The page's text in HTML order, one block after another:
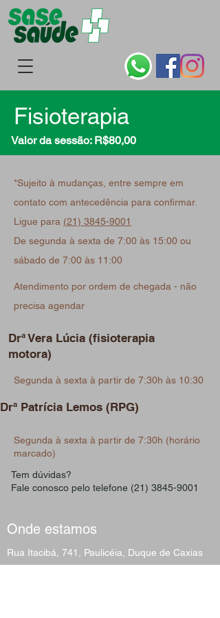
Fisioterapia
Valor da sessão: R$80,00
*Sujeito à mudanças, entre sempre em
contato com antecedência para confirmar.
Ligue para (21) 3845-9001
De segunda à sexta de 7:00 às 15:00 ou
sábado de 7:00 às 11:00
Atendimento por ordem de chegada - não
precisa agendar
Drª Vera Lúcia (fisioterapia
motora)
Segunda à sexta à partir de 7:30h às 10:30
Drª Patrícia Lemos (RPG)
Segunda à sexta à partir de 7:30h (horário
marcado)
Tem dúvidas?
Fale conosco pelo telefone (21) 3845-9001
Onde estamos
Rua Itacibá, 741, Paulicéia, Duque de Caxias